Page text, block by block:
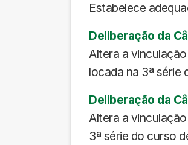
Estabelece
Deliberação da
Altera a
locada na 3ª série
Deliberação da
Altera a
3ª série do curso